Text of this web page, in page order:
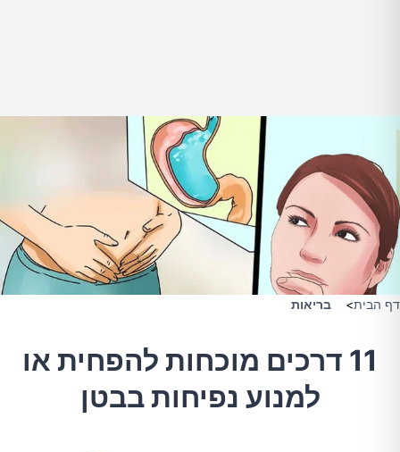
דף הבית> בריאות
11 דרכים מוכחות להפחית או
למנוע נפיחות בבטן